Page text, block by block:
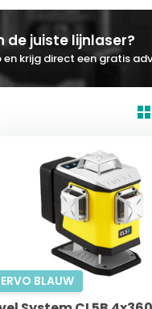
de juiste lijnlaser?
krijg direct een gratis
BLAUW